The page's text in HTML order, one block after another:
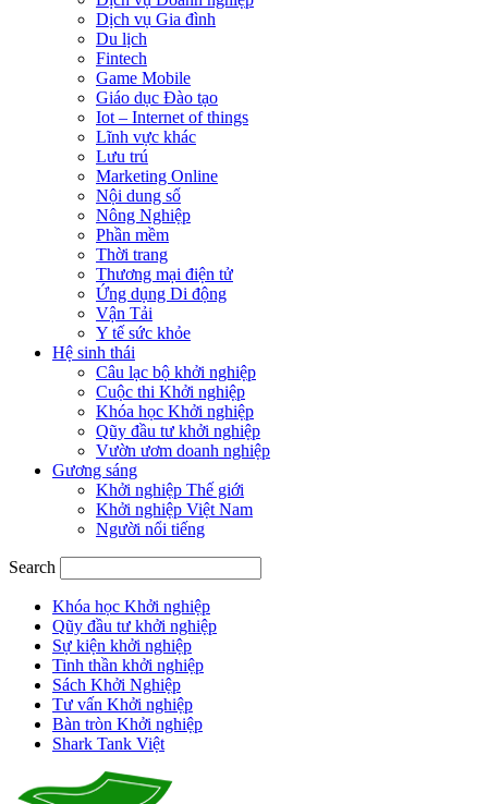
Dịch vụ Gia đình
Du lịch
Fintech
Game Mobile
Giáo dục Đào tạo
Iot – Internet of things
Lĩnh vực khác
Lưu trú
Marketing Online
Nội dung số
Nông Nghiệp
Phần mềm
Thời trang
Thương mại điện tử
Ứng dụng Di động
Vận Tải
Y tế sức khỏe
Hệ sinh thái
Câu lạc bộ khởi nghiệp
Cuộc thi Khởi nghiệp
Khóa học Khởi nghiệp
Qũy đầu tư khởi nghiệp
Vườn ươm doanh nghiệp
Gương sáng
Khởi nghiệp Thế giới
Khởi nghiệp Việt Nam
Người nổi tiếng
Search
Khóa học Khởi nghiệp
Qũy đầu tư khởi nghiệp
Sự kiện khởi nghiệp
Tinh thần khởi nghiệp
Sách Khởi Nghiệp
Tư vấn Khởi nghiệp
Bàn tròn Khởi nghiệp
Shark Tank Việt